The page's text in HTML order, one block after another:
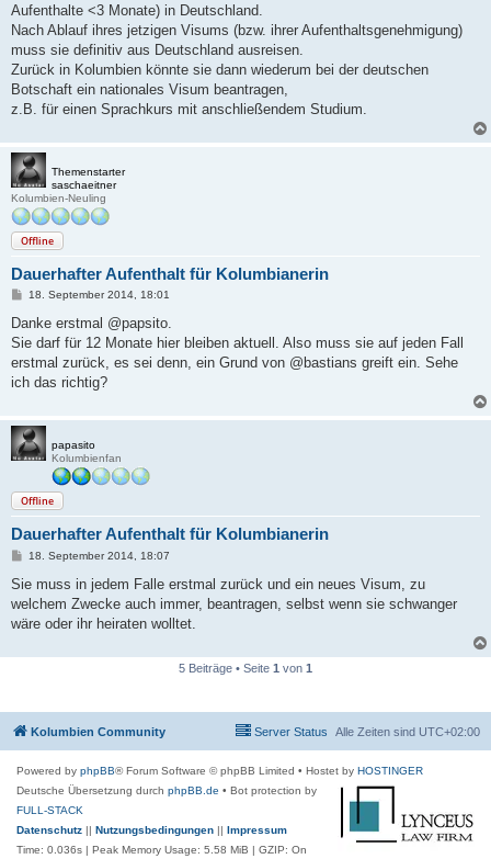
Aufenthalte <3 Monate) in Deutschland.
Nach Ablauf ihres jetzigen Visums (bzw. ihrer Aufenthaltsgenehmigung)
muss sie definitiv aus Deutschland ausreisen.
Zurück in Kolumbien könnte sie dann wiederum bei der deutschen
Botschaft ein nationales Visum beantragen,
z.B. für einen Sprachkurs mit anschließendem Studium.
Themenstarter
saschaeitner
Kolumbien-Neuling
Offline
Dauerhafter Aufenthalt für Kolumbianerin
B
i
r
a
18. September 2014, 18:01
Danke erstmal @papsito.
Sie darf für 12 Monate hier bleiben aktuell. Also muss sie auf jeden Fall
erstmal zurück, es sei denn, ein Grund von @bastians greift ein. Sehe
ich das richtig?
papasito
Kolumbienfan
Offline
Dauerhafter Aufenthalt für Kolumbianerin
B
i
r
a
18. September 2014, 18:07
Sie muss in jedem Falle erstmal zurück und ein neues Visum, zu
welchem Zwecke auch immer, beantragen, selbst wenn sie schwanger
wäre oder ihr heiraten wolltet.
5 Beiträge • Seite 1 von 1
Kolumbien Community Alle Zeiten sind UTC+02:00
Server Status
Powered by phpBB® Forum Software © phpBB Limited • Hostet by HOSTINGER
Deutsche Übersetzung durch phpBB.de • Bot protection by
FULL-STACK
Datenschutz || Nutzungsbedingungen || Impressum
Time: 0.036s | Peak Memory Usage: 5.58 MiB | GZIP: On